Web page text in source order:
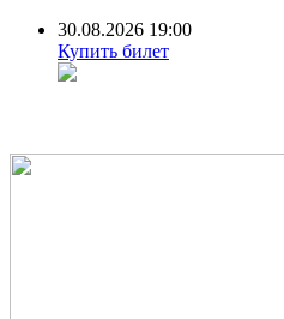
30.08.2026 19:00
Купить билет